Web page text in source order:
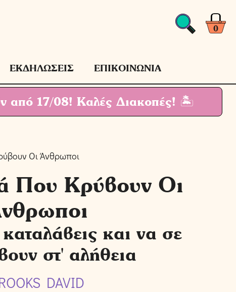
0
ΕΚΔΗΛΩΣΕΙΣ ΕΠΙΚΟΙΝΩΝΙΑ
από 17/08! Καλές Διακοπές! 🏝
Οι Άνθρωποι
Που Κρύβουν Οι
και να σε
στ' αλήθεια
DAVID